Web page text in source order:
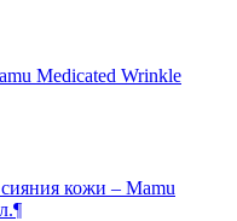
Medicated Wrinkle
кожи – Mamu